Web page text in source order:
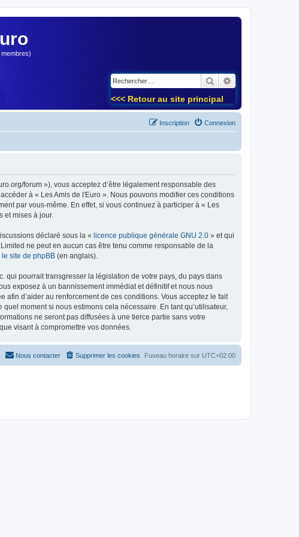
Rechercher
<<< Retour au site principal
Connexion
Inscription
forum »), vous acceptez d’être légalement responsable des
à « Les Amis de l'Euro ». Nous pouvons modifier ces conditions
par vous-même. En effet, si vous continuez à participer à « Les
et mises à jour.
déclaré sous la « licence publique générale GNU 2.0 » et qui
ne peut en aucun cas être tenu comme responsable de la
le site de phpBB (en anglais).
qui pourrait transgresser la législation de votre pays, du pays dans
exposez à un bannissement immédiat et définitif et nous nous
afin d’aider au renforcement de ces conditions. Vous acceptez le fait
moment si nous estimons cela nécessaire. En tant qu’utilisateur,
ne seront pas diffusées à une tierce partie sans votre
visant à compromettre vos données.
Fuseau horaire sur UTC+02:00
Supprimer les cookies
Nous contacter